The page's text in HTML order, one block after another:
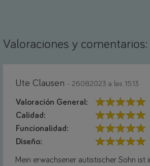
Valoraciones y comentarios:
Ute Clausen - 26.08.2023 a las 15:13
Valoración General:
Calidad:
Funcionalidad:
Diseño:
Mein erwachsener autistischer Sohn ist